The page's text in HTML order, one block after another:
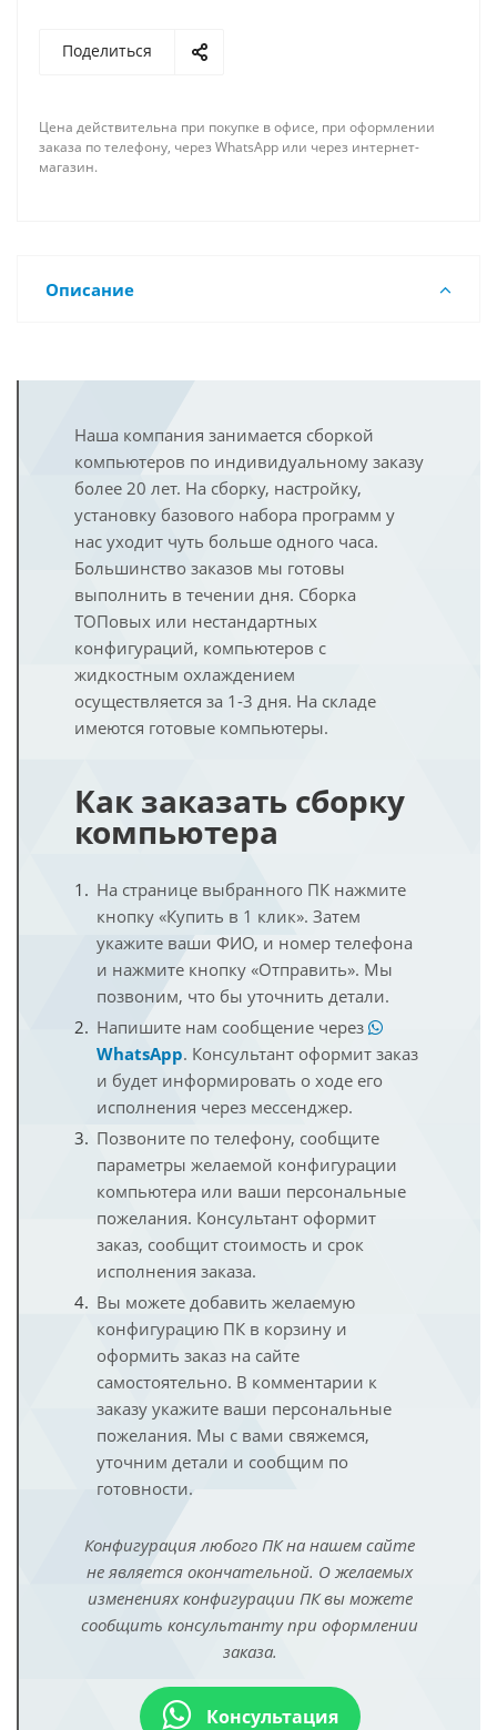
Поделиться
Цена действительна при покупке в офисе, при оформлении
заказа по телефону, через WhatsApp или через интернет-
магазин.
Описание
Наша компания занимается сборкой
компьютеров по индивидуальному заказу
более 20 лет. На сборку, настройку,
установку базового набора программ у
нас уходит чуть больше одного часа.
Большинство заказов мы готовы
выполнить в течении дня. Сборка
ТОПовых или нестандартных
конфигураций, компьютеров с
жидкостным охлаждением
осуществляется за 1-3 дня. На складе
имеются готовые компьютеры.
Как заказать сборку
компьютера
На странице выбранного ПК нажмите
кнопку «Купить в 1 клик». Затем
укажите ваши ФИО, и номер телефона
и нажмите кнопку «Отправить». Мы
позвоним, что бы уточнить детали.
Напишите нам сообщение через
WhatsApp. Консультант оформит заказ
и будет информировать о ходе его
исполнения через мессенджер.
Позвоните по телефону, сообщите
параметры желаемой конфигурации
компьютера или ваши персональные
пожелания. Консультант оформит
заказ, сообщит стоимость и срок
исполнения заказа.
Вы можете добавить желаемую
конфигурацию ПК в корзину и
оформить заказ на сайте
самостоятельно. В комментарии к
заказу укажите ваши персональные
пожелания. Мы с вами свяжемся,
уточним детали и сообщим по
готовности.
Конфигурация любого ПК на нашем сайте
не является окончательной. О желаемых
изменениях конфигурации ПК вы можете
сообщить консультанту при оформлении
заказа.
Консультация